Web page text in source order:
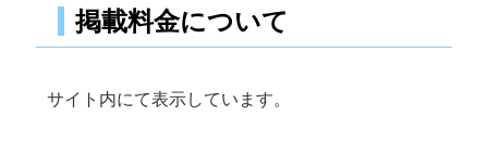
掲載料金について
サイト内にて表示しています。